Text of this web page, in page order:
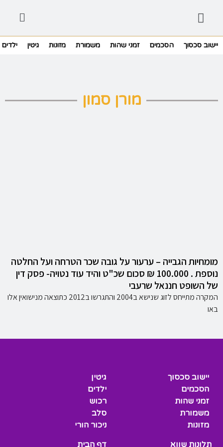
יישוב סכסוך הסכמים זמני שהות משמורת מזונות גיטין ילדים
מורן סמון
מומחיות הגבייה – ערעור על גובה שכר הטרחה ועל החלטה
נוספת . 100.000 ₪ סכום שכ"ט והיד עוד נטויה- פסק דין
של השופט חננאל שרעבי
המקרה מתייחס לזוג שנישא ב2004 והתגרשו ב2012 כתוצאה מנישואין אלו
באו
יישוב סכסוך
הסכמים
זמני שהות
משמורת
מזונות
גיטין
ילדים
רכוש
סלב
ניכור הורי
תלונות שווא
דף הבית